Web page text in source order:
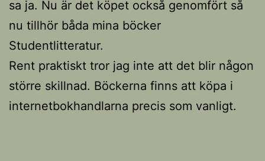
sa ja. Nu är det köpet också genomfört så
nu tillhör båda mina böcker
Studentlitteratur.
Rent praktiskt tror jag inte att det blir någon
större skillnad. Böckerna finns att köpa i
internetbokhandlarna precis som vanligt.